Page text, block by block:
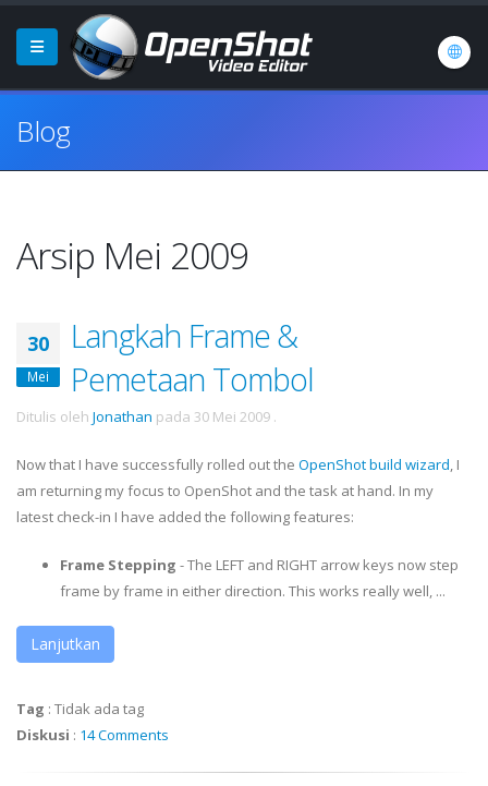
Blog
Arsip Mei 2009
30
Mei
Langkah Frame &
Pemetaan Tombol
Ditulis oleh Jonathan pada 30 Mei 2009 .
Now that I have successfully rolled out the OpenShot build wizard, I
am returning my focus to OpenShot and the task at hand. In my
latest check-in I have added the following features:
Frame Stepping - The LEFT and RIGHT arrow keys now step
frame by frame in either direction. This works really well, ...
Lanjutkan
Tag : Tidak ada tag
Diskusi : 14 Comments